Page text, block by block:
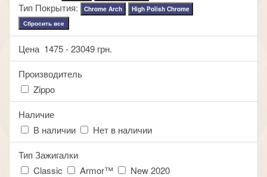
Тип Покрытия: Chrome Arch
High Polish Chrome
Сбросить все
Цена 1475-23049 грн.
Производитель
Zippo
Наличие
В наличии
Нет в наличии
Тип Зажигалки
Classic
Armor™
New 2020